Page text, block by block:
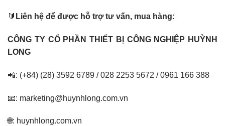
🔰 Liên hệ để được hỗ trợ tư vấn, mua hàng:
CÔNG TY CỔ PHẦN THIẾT BỊ CÔNG NGHIỆP HUỲNH
LONG
📲: (+84) (28) 3592 6789 / 028 2253 5672 / 0961 166 388
📧: marketing@huynhlong.com.vn
🌐: huynhlong.com.vn